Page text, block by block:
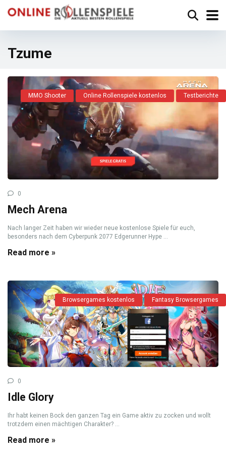
Tzume
MMO Shooter Online Rollenspiele kostenlos Testberichte
0
Mech Arena
Nach langer Zeit haben wir wieder neue kostenlose Spiele für euch,
besonders nach dem Cyberpunk 2077 Edgerunner Hype ...
Read more »
Browsergames kostenlos Fantasy Browsergames
0
Idle Glory
Ihr habt keinen Bock den ganzen Tag ein Game aktiv zu zocken und wollt
trotzdem einen mächtigen Charakter? ...
Read more »